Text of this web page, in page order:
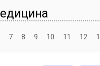
7 8 9 10 11 12